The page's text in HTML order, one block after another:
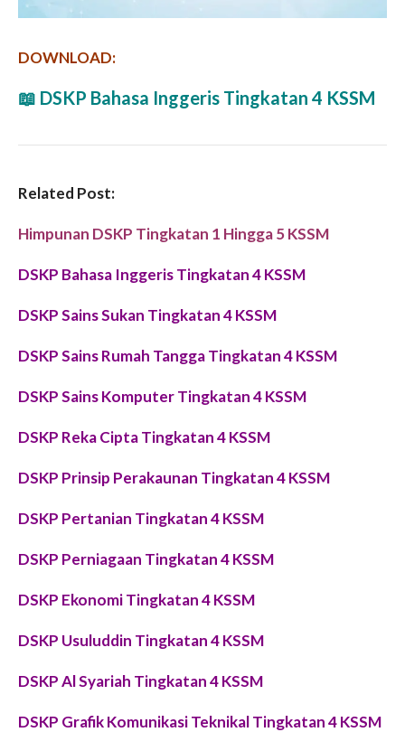
DOWNLOAD:
📖 DSKP Bahasa Inggeris Tingkatan 4 KSSM
Related Post:
Himpunan DSKP Tingkatan 1 Hingga 5 KSSM
DSKP Bahasa Inggeris Tingkatan 4 KSSM
DSKP Sains Sukan Tingkatan 4 KSSM
DSKP Sains Rumah Tangga Tingkatan 4 KSSM
DSKP Sains Komputer Tingkatan 4 KSSM
DSKP Reka Cipta Tingkatan 4 KSSM
DSKP Prinsip Perakaunan Tingkatan 4 KSSM
DSKP Pertanian Tingkatan 4 KSSM
DSKP Perniagaan Tingkatan 4 KSSM
DSKP Ekonomi Tingkatan 4 KSSM
DSKP Usuluddin Tingkatan 4 KSSM
DSKP Al Syariah Tingkatan 4 KSSM
DSKP Grafik Komunikasi Teknikal Tingkatan 4 KSSM